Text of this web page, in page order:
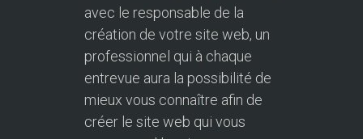
avec le responsable de la
création de votre site web, un
professionnel qui à chaque
entrevue aura la possibilité de
mieux vous connaître afin de
créer le site web qui vous